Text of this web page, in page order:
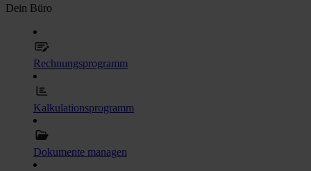
Dein Büro
Rechnungsprogramm
Kalkulationsprogramm
Dokumente managen